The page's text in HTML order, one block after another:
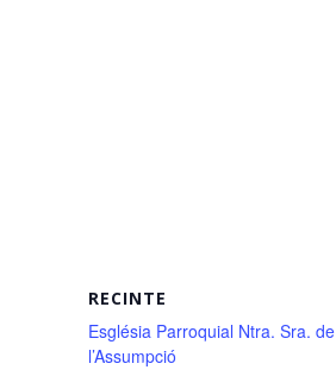
RECINTE
Església Parroquial Ntra. Sra. de
l’Assumpció